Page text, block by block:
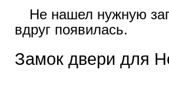
Не нашел нужную
вдруг появилась.
Замок двери для